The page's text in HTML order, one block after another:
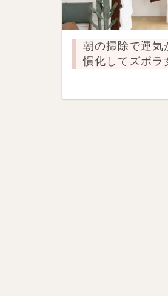
朝の掃除で運気
慣化してズボラ